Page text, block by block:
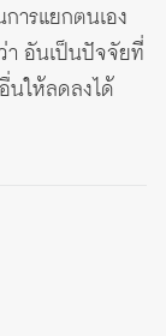
ารแยกตนเอง
า อันเป็นปัจจัยที่
นให้ลดลงได้